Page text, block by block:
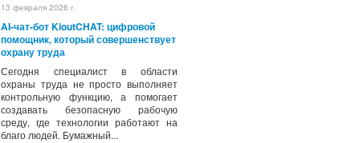
13 февраля 2026 г.
AI-чат-бот KioutCHAT: цифровой
помощник, который совершенствует
охрану труда
Сегодня специалист в области
охраны труда не просто выполняет
контрольную функцию, а помогает
создавать безопасную рабочую
среду, где технологии работают на
благо людей. Бумажный...